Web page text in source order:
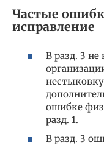
Частые
исправление
В разд. 3
ошибке
разд. 1.
В разд. 3